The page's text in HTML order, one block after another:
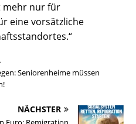
mehr nur für
eine vorsätzliche
Seniorenheime müssen
NÄCHSTER